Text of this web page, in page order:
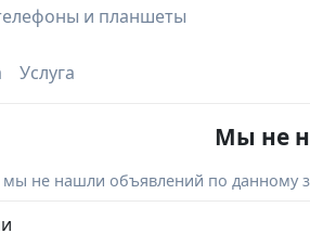
и планшеты
Услуга
Мы не
не нашли объявлений по данному